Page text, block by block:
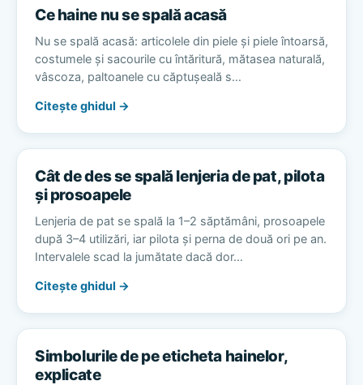
Ce haine nu se spală acasă
Nu se spală acasă: articolele din piele și piele întoarsă,
costumele și sacourile cu întăritură, mătasea naturală,
vâscoza, paltoanele cu căptușeală s…
Citește ghidul →
Cât de des se spală lenjeria de pat, pilota
și prosoapele
Lenjeria de pat se spală la 1–2 săptămâni, prosoapele
după 3–4 utilizări, iar pilota și perna de două ori pe an.
Intervalele scad la jumătate dacă dor…
Citește ghidul →
Simbolurile de pe eticheta hainelor,
explicate